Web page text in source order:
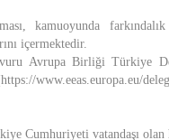
kamuoyunda
içermektedir.
Avrupa Birliği Türkiye
www.eeas.europa.eu/
Cumhuriyeti vatandaşı olan